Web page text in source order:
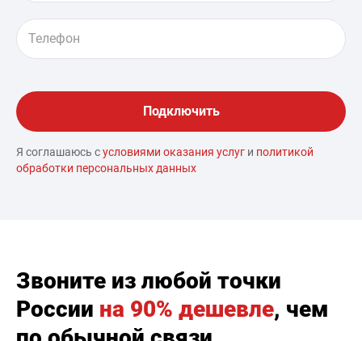
Я соглашаюсь сусловиями оказания услуг и политикой
обработки персональных данных
Звоните из любой точки
России на 90% дешевле, чем